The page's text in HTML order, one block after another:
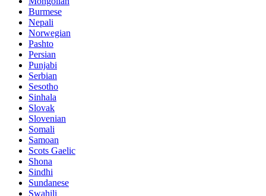
Burmese
Nepali
Norwegian
Pashto
Persian
Punjabi
Serbian
Sesotho
Sinhala
Slovak
Slovenian
Somali
Samoan
Scots Gaelic
Shona
Sindhi
Sundanese
Swahili